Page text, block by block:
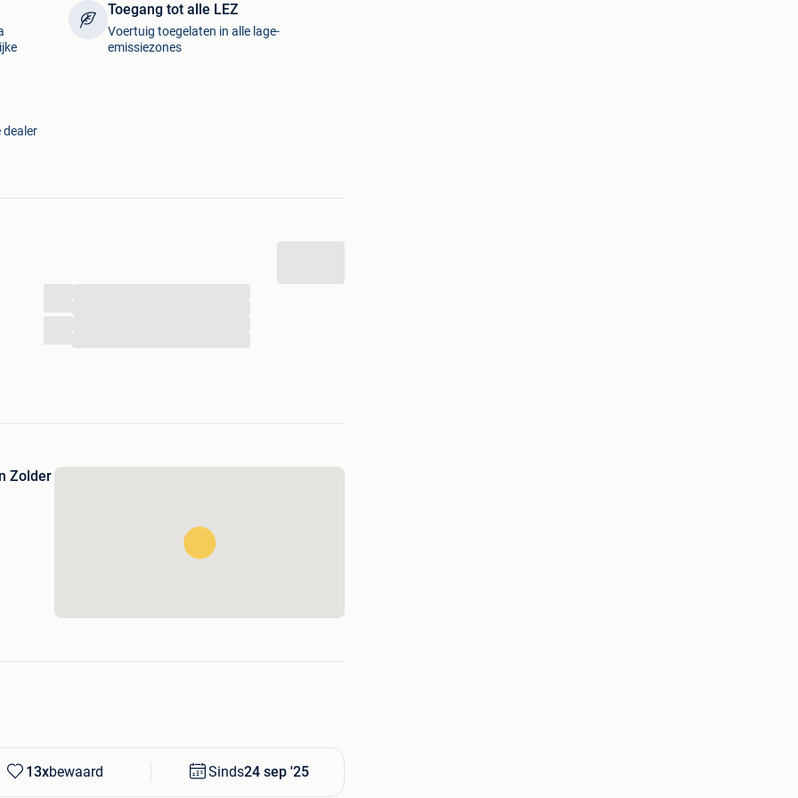
)kan je zorgenloos rijden .
dus geen extra takel kosten!
in de buurt voor de herstelling of diagnose!
Toegang tot alle LEZ
Voertuig toegelaten in alle lage-
emissiezones
dealer
Zolder
13xbewaard Sinds24 sep '25